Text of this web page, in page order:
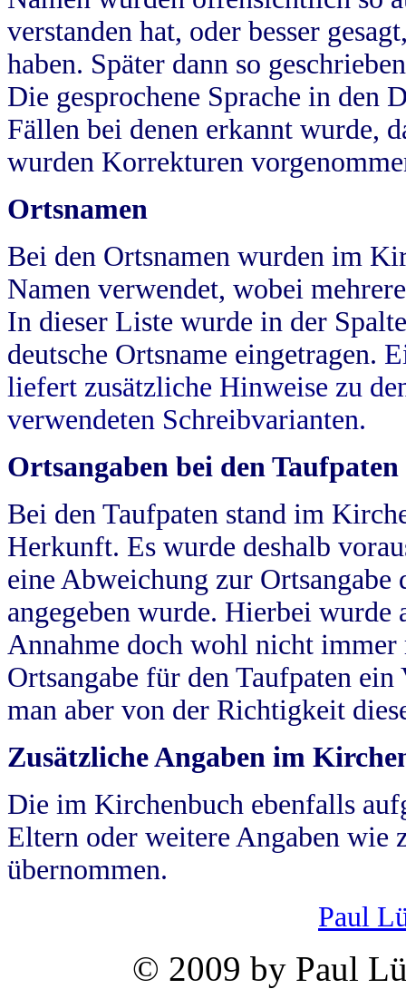
verstanden hat, oder besser
haben. Später dann so
Die gesprochene Sprache in
Fällen bei denen erkannt wurde,
wurden Korrekturen
Ortsnamen
Bei den Ortsnamen wurden im
Namen verwendet, wobei
In dieser Liste wurde in der
deutsche Ortsname eingetragen.
liefert zusätzliche Hinweise zu
verwendeten Schreibvarianten.
Ortsangaben bei den Taufpaten
Bei den Taufpaten stand im
Herkunft. Es wurde deshalb
eine Abweichung zur
angegeben wurde. Hierbei wurde
Annahme doch wohl nicht
Ortsangabe für den Taufpaten
man aber von der Richtigkeit
Zusätzliche Angaben im
Die im Kirchenbuch ebenfalls
Eltern oder weitere Angaben wie
übernommen.
Paul
© 2009 by Paul